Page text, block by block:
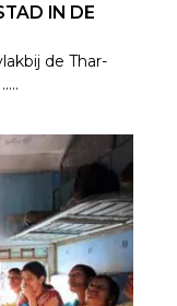
IN DE
de Thar-